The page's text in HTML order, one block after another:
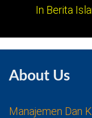
In Berita
About Us
Manajemen Dan